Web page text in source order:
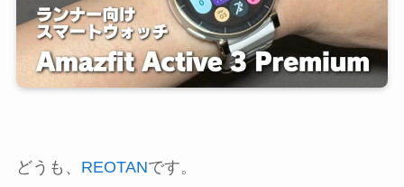
どうも、 REOTANです。